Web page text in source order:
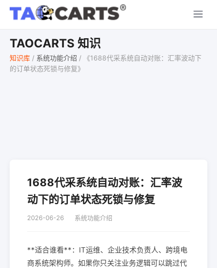
TAOCARTS 知识
知识库 / 系统功能介绍 /
《1688代采系统自动对账：汇率波动下
的订单状态死锁与修复》
1688代采系统自动对账：汇率波
动下的订单状态死锁与修复
2026-06-26 系统功能介绍
**适合谁看**：IT运维、企业技术负责人、跨境电
商系统架构师。如果你只关注业务逻辑可以跳过代